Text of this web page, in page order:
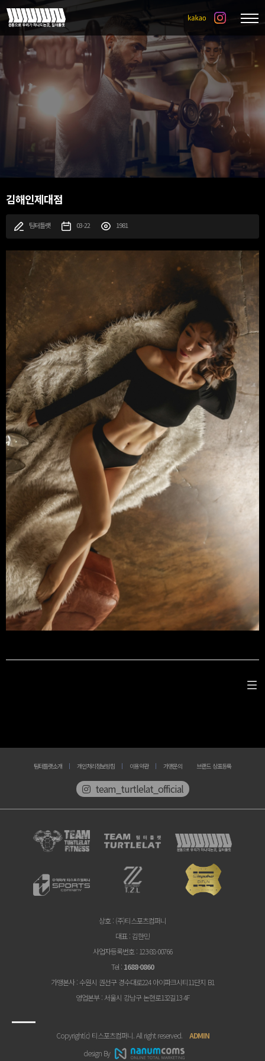
김해인제대점
팀터틀랫 03-22 1981
팀터틀랫소개 개인처리정보방침 이용약관 가맹문의 브랜드 상표등록
team_turtlelat_official
상호 : (주)티스포츠컴퍼니
대표 : 김한민
사업자등록번호 : 123-88-00766
Tel : 1688-0860
가맹본사: 수원시 권선구 경수대로224 아이파크시티11단지 B1
영업본부: 서울시 강남구 논현로132길13 4F
Copyright(c) 티스포츠컴퍼니. All right reserved. ADMIN
design By